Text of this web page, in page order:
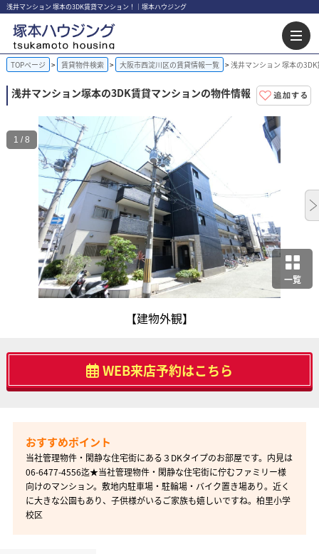
浅井マンション 塚本の3DK賃貸マンション！｜塚本ハウジング
TOPページ 賃貸物件検索 大阪市西淀川区の賃貸情報一覧 浅井マンション 塚本の
浅井マンション塚本の3DK賃貸マンションの物件情報
一覧
【建物外観】
1 / 8
WEB来店予約はこちら
当社管理物件・閑静な住宅街にある３DKタイプのお部屋です。内見は
06-6477-4556迄★当社管理物件・閑静な住宅街に佇むファミリー様
向けのマンション。敷地内駐車場・駐輪場・バイク置き場あり。近く
に大きな公園もあり、子供様がいるご家族も嬉しいですね。柏里小学
校区